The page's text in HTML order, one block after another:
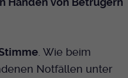
. Wie beim
Notfällen unter